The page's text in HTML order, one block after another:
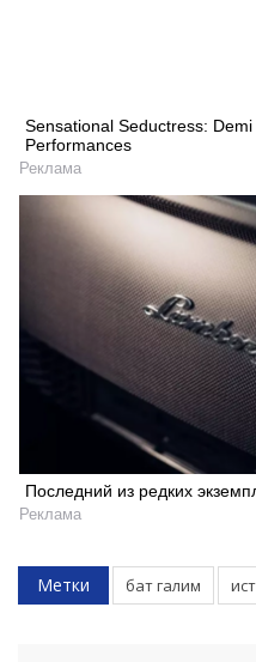
Sensational Seductress:
Performances
Реклама
Последний из редких
Реклама
Метки бат галим